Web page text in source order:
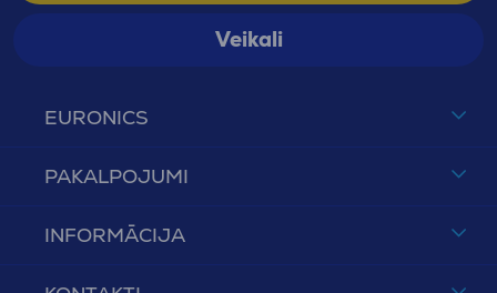
EURONICS
PAKALPOJUMI
INFORMĀCIJA
Veikali